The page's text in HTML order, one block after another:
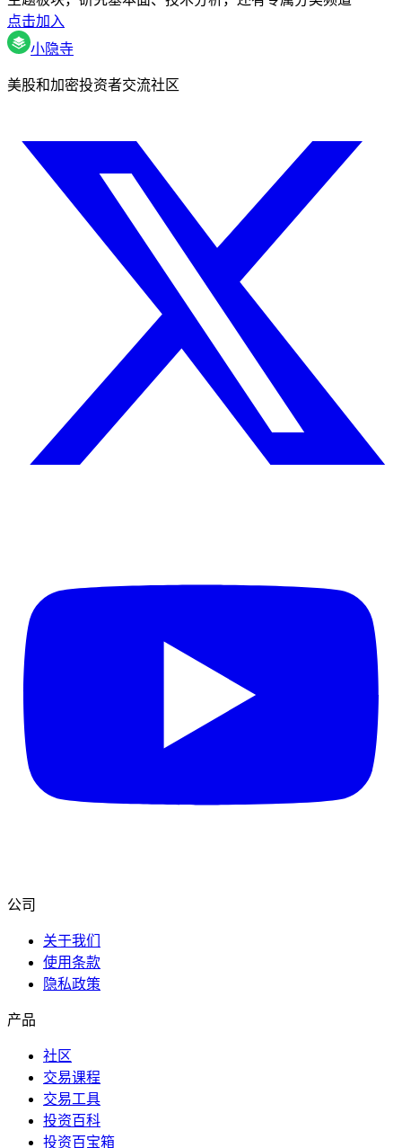
点击加入
小隐寺
美股和加密投资者交流社区
公司
关于我们
使用条款
隐私政策
产品
社区
交易课程
交易工具
投资百科
投资百宝箱